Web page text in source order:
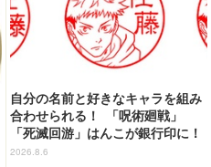
自分の名前と好きなキャラを組み
合わせられる！ 「呪術廻戦」
「死滅回游」はんこが銀行印に！
虎杖悠仁、乙骨憂太ら16キャラ追
2026.8.6